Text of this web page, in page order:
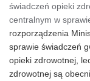
świadczeń opieki
centralnym w
rozporządzenia
sprawie świadczeń
opieki zdrowotnej,
zdrowotnej są